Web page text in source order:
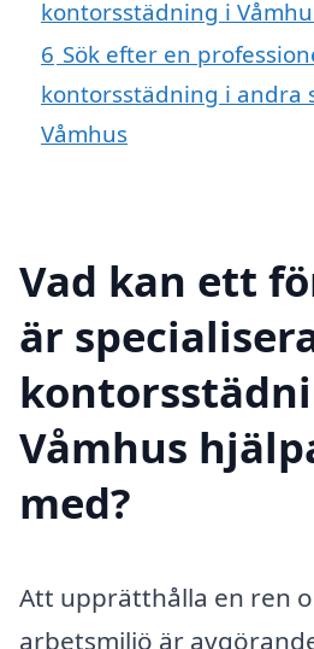
kontorsstädning i
6 Sök efter en
kontorsstädning i andra
Våmhus
Vad kan ett
är
Våmhus
med?
Att upprätthålla en ren
arbetsmiljö är